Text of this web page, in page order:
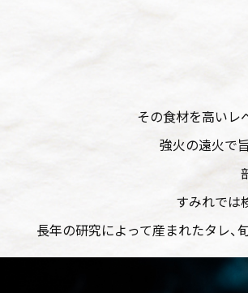
その食材を高いレ
強火の遠火で
すみれでは
長年の研究によって産まれたタレ、